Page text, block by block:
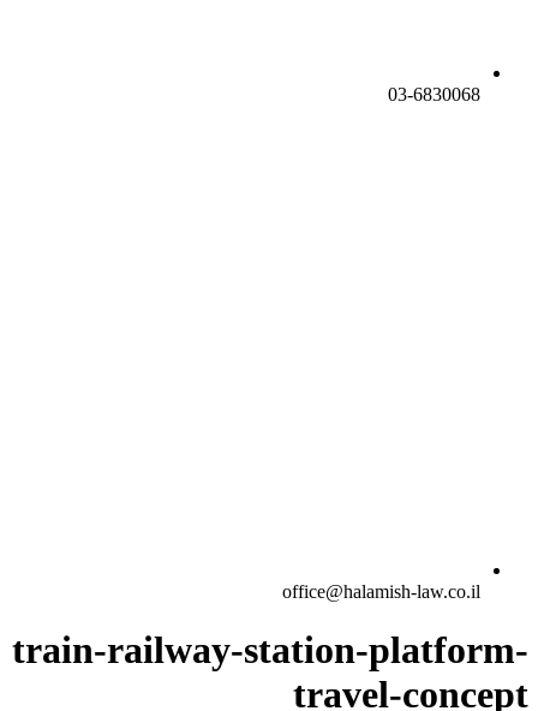
03-6830068
office@halamish-law.co.il
train-railway-station-platform-
travel-concept